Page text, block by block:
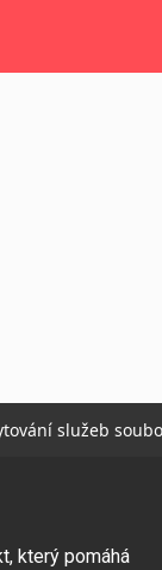
služeb
který pomáhá